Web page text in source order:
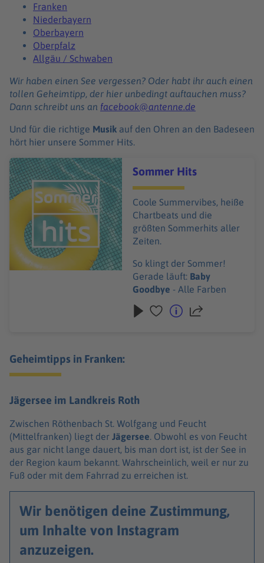
Franken
Niederbayern
Oberbayern
Oberpfalz
Allgäu / Schwaben
Wir haben einen See vergessen? Oder habt ihr auch einen
tollen Geheimtipp, der hier unbedingt auftauchen muss?
Dann schreibt uns an facebook@antenne.de
Und für die richtige Musik auf den Ohren an den Badeseen
hört hier unsere Sommer Hits.
Audiotitel - Sommer Hits
Sommer Hits
Coole Summervibes, heiße
Chartbeats und die
größten Sommerhits aller
Zeiten.
So klingt der Sommer!
Gerade läuft: Baby
Goodbye - Alle Farben
Geheimtipps in Franken:
Jägersee im Landkreis Roth
Zwischen Röthenbach St. Wolfgang und Feucht
(Mittelfranken) liegt der Jägersee. Obwohl es von Feucht
aus gar nicht lange dauert, bis man dort ist, ist der See in
der Region kaum bekannt. Wahrscheinlich, weil er nur zu
Fuß oder mit dem Fahrrad zu erreichen ist.
Wir benötigen deine Zustimmung,
um Inhalte von Instagram
anzuzeigen.